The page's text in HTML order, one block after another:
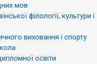
мов
філології, культури і
виховання і спорту
освіти